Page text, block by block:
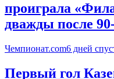
проиграла
дважды после
Чемпионат.com6 дней
Первый гол